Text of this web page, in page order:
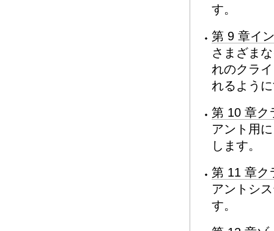
す。
第 9 章イ
さまざま
れのクラ
れるよう
第 10 章ク
アント用
します。
第 11 章ク
アントシ
す。